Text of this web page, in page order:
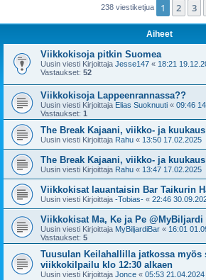
238 viestiketjua 1 2 3
Aiheet
Viikkokisoja pitkin Suomea
Uusin viesti Kirjoittaja Jesse147 « 18:21
Vastaukset: 52
Viikkokisoja Lappeenrannassa??
Uusin viesti Kirjoittaja Elias Suoknuuti « 09:46
Vastaukset: 1
The Break Kajaani, viikko- ja
Uusin viesti Kirjoittaja Rahu « 13:50 17.02.2025
The Break Kajaani, viikko- ja
Uusin viesti Kirjoittaja Rahu « 13:47 17.02.2025
Viikkokisat lauantaisin Bar Taikurin
Uusin viesti Kirjoittaja -Tobias- « 22:46
Viikkokisat Ma, Ke ja Pe @MyBiljardi
Uusin viesti Kirjoittaja MyBiljardiBar « 16:01
Vastaukset: 5
Tuusulan Keilahallilla jatkossa myös
viikkokilpailu klo 12:30 alkaen
Uusin viesti Kirjoittaja Jonce « 05:53 21.04.2024